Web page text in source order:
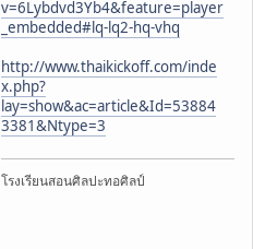
v=6Lybdvd3Yb4&feature=player
_embedded#lq-lq2-hq-vhq
http://www.thaikickoff.com/inde
x.php?
lay=show&ac=article&Id=53884
3381&Ntype=3
โรงเรียนสอนศิลปะทอศิลป์